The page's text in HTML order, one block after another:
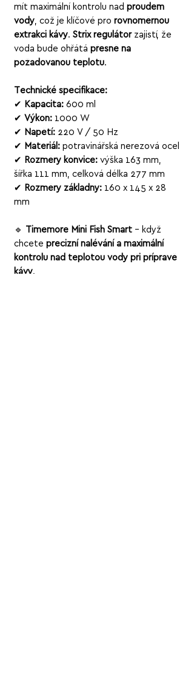
mít maximální kontrolu nad proudem
vody, což je klíčové pro rovnoměrnou
extrakci kávy. Strix regulátorzajistí, že
voda bude ohřátá přesně na
požadovanou teplotu.
Technické specifikace:
✔ Kapacita: 600 ml
✔ Výkon: 1000 W
✔ Napětí: 220 V / 50 Hz
✔ Materiál: potravinářská nerezová ocel
✔ Rozměry konvice: výška 163 mm,
šířka 111 mm, celková délka 277 mm
✔ Rozměry základny: 160 x 145 x 28
mm
🔹 Timemore Mini Fish Smart – když
chcete precizní nalévání a maximální
kontrolu nad teplotou vody při přípravě
kávy.